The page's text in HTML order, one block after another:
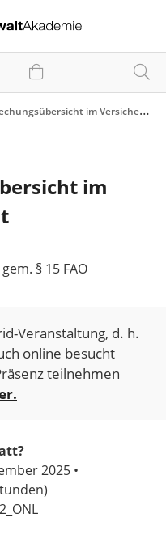
im Versicherungsrecht
im
§ 15 FAO
Veranstaltung, d. h.
online besucht
teilnehmen
2025 •